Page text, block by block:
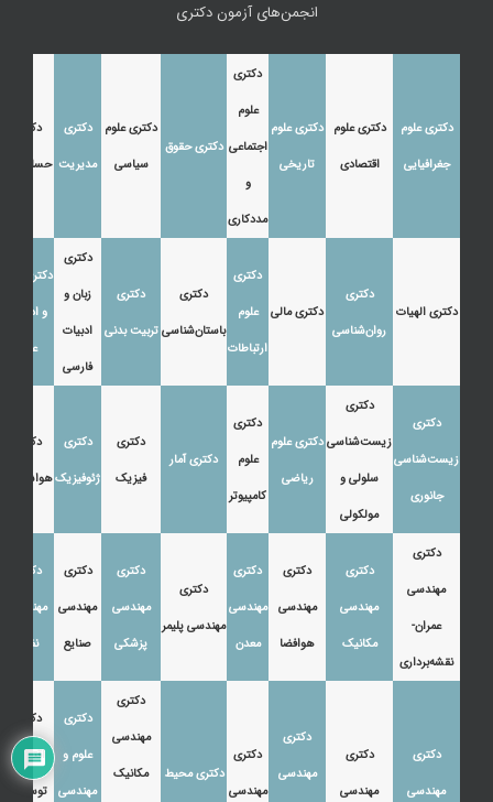
انجمن‌های آزمون دکتری
دکتری علوم
جغرافیایی
دکتری علوم
اقتصادی
دکتری علوم
تاریخی
دکتری
علوم
اجتماعی
و
مددکاری
دکتری حقوق
دکتری علوم
سیاسی
دکتری
مدیریت
دکتری
حسابداری
دکتری الهیات
دکتری
روان‌شناسی
دکتری مالی
دکتری
علوم
ارتباطات
دکتری
باستان‌شناسی
دکتری
تربیت بدنی
دکتری
زبان و
ادبیات
فارسی
دکتری زبان
و ادبیات
عرب
دکتری
زیست‌شناسی
جانوری
دکتری
زیست‌شناسی
سلولی و
مولکولی
دکتری علوم
ریاضی
دکتری
علوم
کامپیوتر
دکتری آمار
دکتری
فیزیک
دکتری
ژئوفیزیک
دکتری
هواشناسی
دکتری
مهندسی
عمران-
نقشه‌برداری
دکتری
مهندسی
مکانیک
دکتری
مهندسی
هوافضا
دکتری
مهندسی
معدن
دکتری
مهندسی پلیمر
دکتری
مهندسی
پزشکی
دکتری
مهندسی
صنایع
دکتری
مهندسی
نفت
دکتری
مهندسی
دکتری
مهندسی
دکتری
مهندسی
دکتری
مهندسی
دکتری محیط
دکتری
مهندسی
مکانیک
دکتری
علوم و
مهندسی
دکتری
اقتصاد،
توسعه و